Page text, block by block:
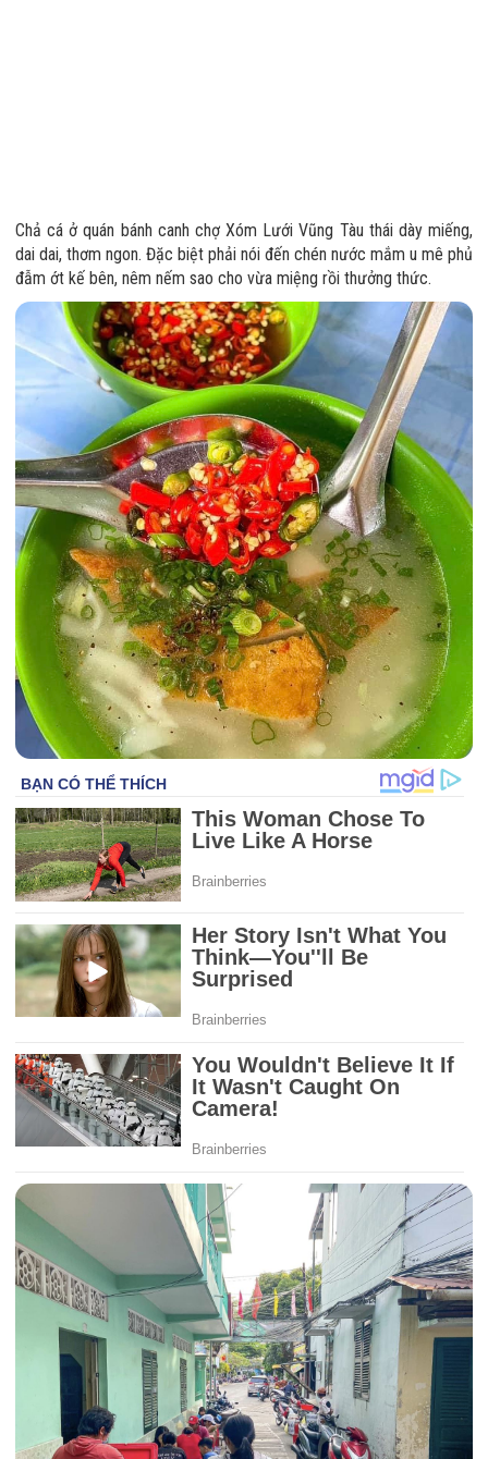
Chả cá ở quán bánh canh chợ Xóm Lưới Vũng Tàu thái dày miếng,
dai dai, thơm ngon. Đặc biệt phải nói đến chén nước mắm u mê phủ
đẫm ớt kế bên, nêm nếm sao cho vừa miệng rồi thưởng thức.